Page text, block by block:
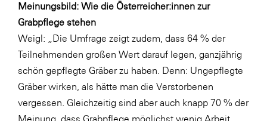
Meinungsbild: Wie die Österreicher:innen zur
Grabpflege stehen
Weigl: „Die Umfrage zeigt zudem, dass 64 % der
Teilnehmenden großen Wert darauf legen, ganzjährig
schön gepflegte Gräber zu haben. Denn: Ungepflegte
Gräber wirken, als hätte man die Verstorbenen
vergessen. Gleichzeitig sind aber auch knapp 70 % der